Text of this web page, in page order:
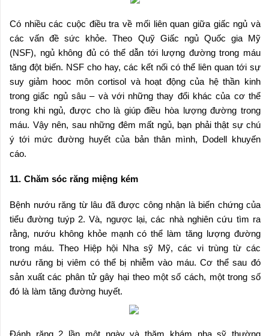
Có nhiều các cuộc điều tra về mối liên quan giữa giấc ngủ và
các vấn đề sức khỏe. Theo Quỹ Giấc ngủ Quốc gia Mỹ
(NSF), ngủ không đủ có thể dẫn tới lượng đường trong máu
tăng đột biến. NSF cho hay, các kết nối có thể liên quan tới sự
suy giảm hooc môn cortisol và hoạt động của hệ thần kinh
trong giấc ngủ sâu – và với những thay đổi khác của cơ thể
trong khi ngủ, được cho là giúp điều hòa lượng đường trong
máu. Vậy nên, sau những đêm mất ngủ, bạn phải thật sự chú
ý tới mức đường huyết của bản thân mình, Dodell khuyến
cáo.
11. Chăm sóc răng miệng kém
Bệnh nướu răng từ lâu đã được công nhận là biến chứng của
tiểu đường tuýp 2. Và, ngược lại, các nhà nghiên cứu tìm ra
rằng, nướu không khỏe mạnh có thể làm tăng lượng đường
trong máu. Theo Hiệp hội Nha sỹ Mỹ, các vi trùng từ các
nướu răng bị viêm có thể bị nhiễm vào máu. Cơ thể sau đó
sản xuất các phân tử gây hại theo một số cách, một trong số
đó là làm tăng đường huyết.
Đánh răng 2 lần một ngày và thăm khám nha sỹ thường